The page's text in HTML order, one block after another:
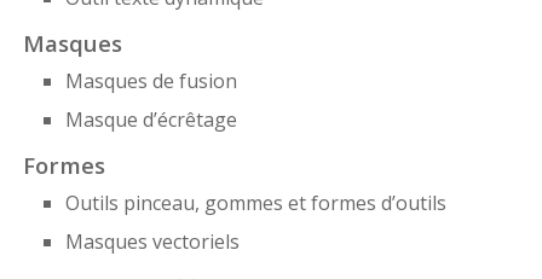
Masques
Masques de fusion
Masque d’écrêtage
Formes
Outils pinceau, gommes et formes d’outils
Masques vectoriels